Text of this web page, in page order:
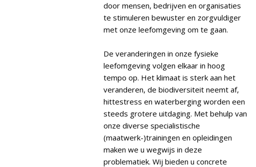
door mensen, bedrijven en organisaties
te stimuleren bewuster en zorgvuldiger
met onze leefomgeving om te gaan.
De veranderingen in onze fysieke
leefomgeving volgen elkaar in hoog
tempo op. Het klimaat is sterk aan het
veranderen, de biodiversiteit neemt af,
hittestress en waterberging worden een
steeds grotere uitdaging. Met behulp van
onze diverse specialistische
(maatwerk-)trainingen en opleidingen
maken we u wegwijs in deze
problematiek. Wij bieden u concrete